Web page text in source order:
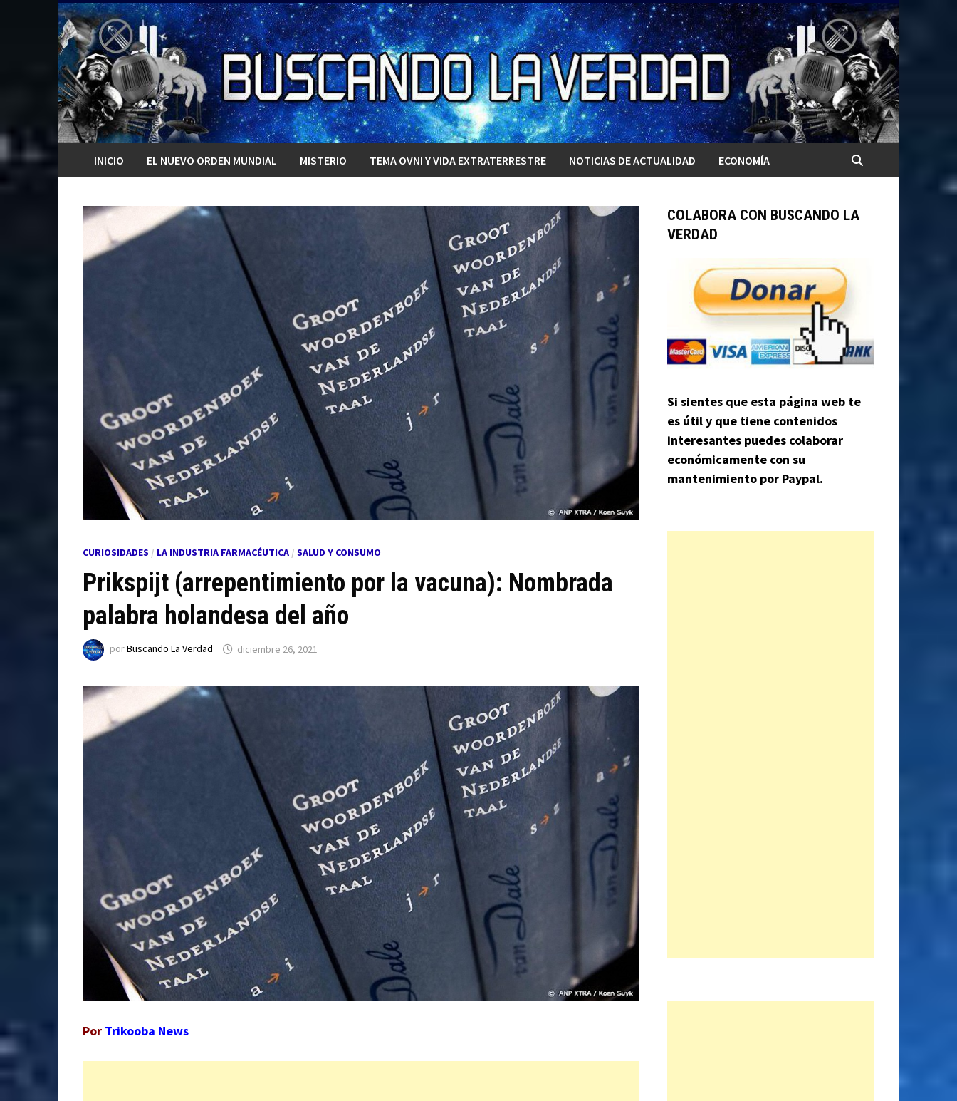
Saltar
al
contenido
INICIO EL NUEVO ORDEN MUNDIAL MISTERIO TEMA OVNI Y VIDA EXTRATERRESTRE NOTICIAS DE ACTUALIDAD ECONOMÍA
CURIOSIDADES / LA INDUSTRIA FARMACÉUTICA/ SALUD Y CONSUMO
Prikspijt (arrepentimiento por la vacuna): Nombrada
palabra holandesa del año
porBuscando La Verdad diciembre 26, 2021
Por Trikooba News
COLABORA CON BUSCANDO LA
VERDAD
Si sientes que esta página web te
es útil y que tiene contenidos
interesantes puedes colaborar
económicamente con su
mantenimiento por Paypal.